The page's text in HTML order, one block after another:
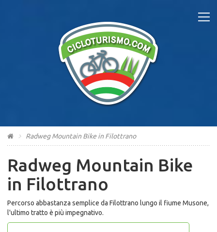
Radweg Mountain Bike in Filottrano
Radweg Mountain Bike
in Filottrano
Percorso abbastanza semplice da Filottrano lungo il fiume Musone,
l'ultimo tratto è più impegnativo.